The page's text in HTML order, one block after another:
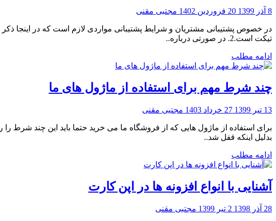
8 آذر 1399 20 فروردین 1402 مجتبی مقنی
تیکت است.2. در صورتی درباره..
ادامه مطلب
چند شرط مهم برای استفاده از ماژول های ما
13 تیر 1399 27 خرداد 1403 مجتبی مقنی
برای استفاده از ماژول هایی که از فروشگاه ما می خرید حتما باید این چند
بدلیل اینکه قفل شد..
ادامه مطلب
آشنایی با انواع افزونه ها در اپن کارت
28 آذر 1398 2 تیر 1399 مجتبی مقنی